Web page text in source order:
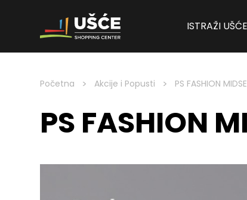
Skip to content
ISTRAŽI UŠĆE
Početna > Akcije i Popusti > PS FASHION
PS FASHION